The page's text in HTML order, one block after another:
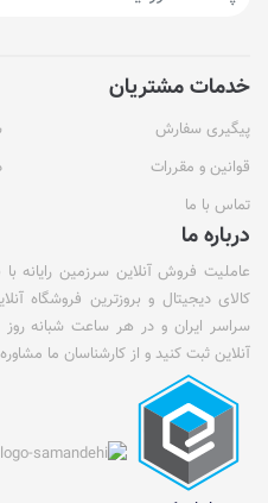
خدمات مشتریان
پیگیری سفارش
قوانین و مقررات
تماس با ما
درباره ما
عاملیت فروش آنلاین سرزمین رایانه
کالای دیجیتال و بروزترین
سراسر ایران و در هر ساعت شبانه
آنلاین ثبت کنید و از کارشناسان ما